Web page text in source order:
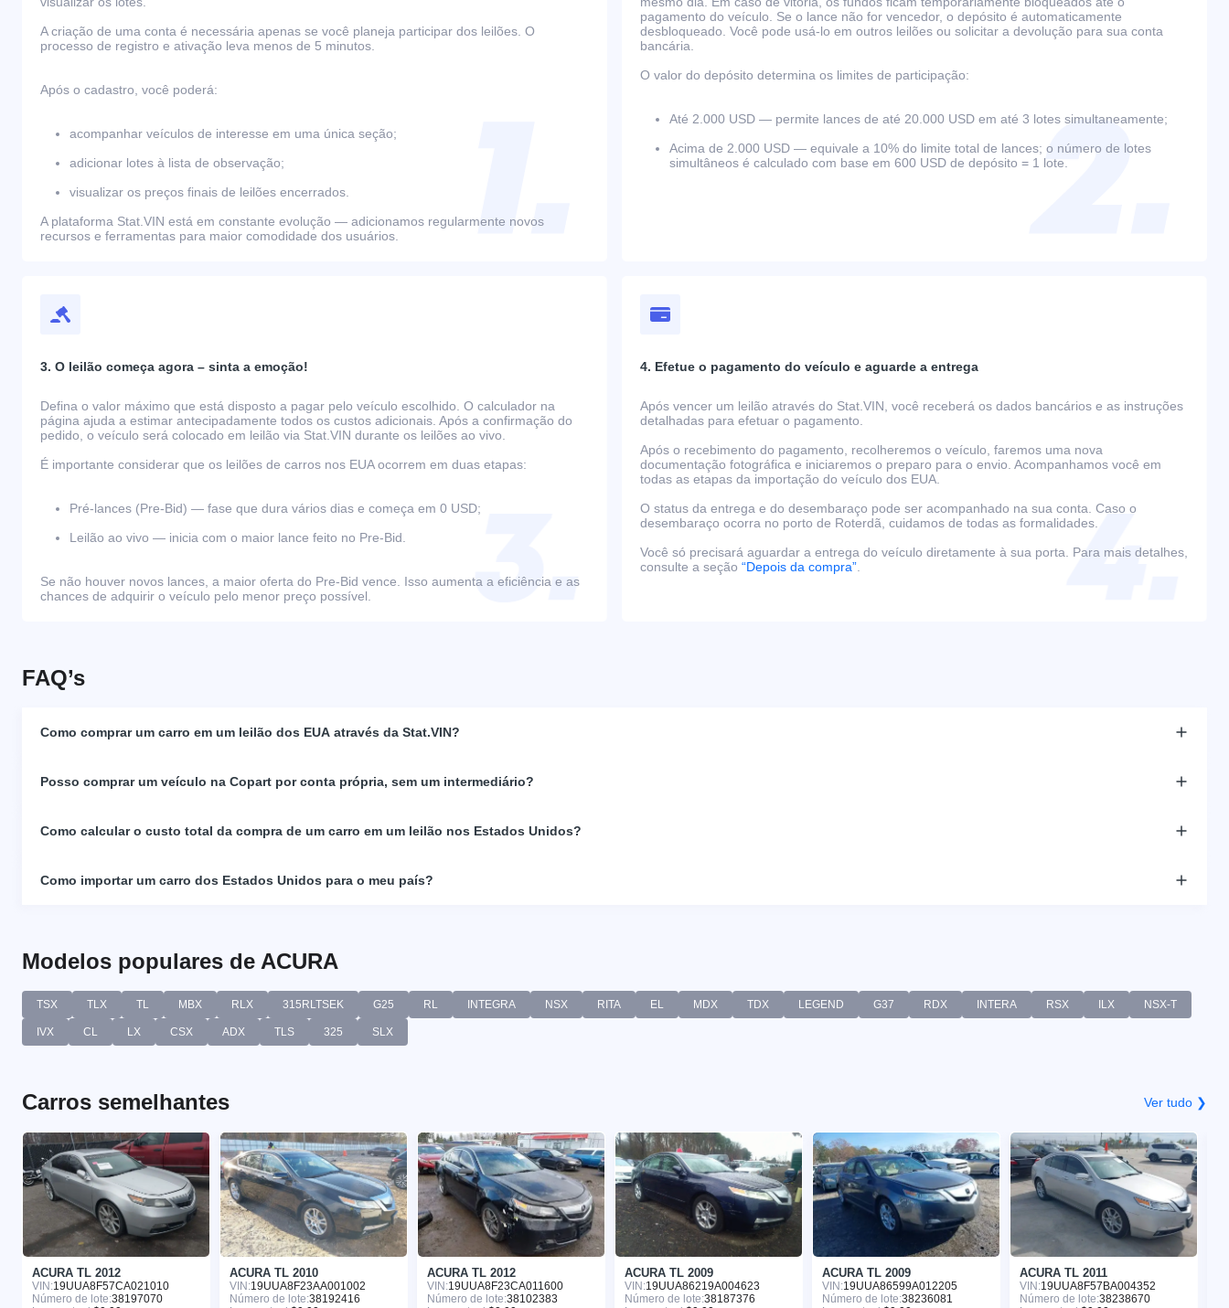
A criação de uma conta é necessária apenas se você planeja participar dos leilões. O
processo de registro e ativação leva menos de 5 minutos.
Após o cadastro, você poderá:
acompanhar veículos de interesse em uma única seção;
adicionar lotes à lista de observação;
visualizar os preços finais de leilões encerrados.
A plataforma Stat.VIN está em constante evolução — adicionamos regularmente novos
recursos e ferramentas para maior comodidade dos usuários.
pagamento do veículo. Se o lance não for vencedor, o depósito é automaticamente
desbloqueado. Você pode usá-lo em outros leilões ou solicitar a devolução para sua conta
bancária.
O valor do depósito determina os limites de participação:
Até 2.000 USD — permite lances de até 20.000 USD em até 3 lotes simultaneamente;
Acima de 2.000 USD — equivale a 10% do limite total de lances; o número de lotes
simultâneos é calculado com base em 600 USD de depósito = 1 lote.
3. O leilão começa agora – sinta a emoção!
Defina o valor máximo que está disposto a pagar pelo veículo escolhido. O calculador na
página ajuda a estimar antecipadamente todos os custos adicionais. Após a confirmação do
pedido, o veículo será colocado em leilão via Stat.VIN durante os leilões ao vivo.
É importante considerar que os leilões de carros nos EUA ocorrem em duas etapas:
Pré-lances (Pre-Bid) — fase que dura vários dias e começa em 0 USD;
Leilão ao vivo — inicia com o maior lance feito no Pre-Bid.
Se não houver novos lances, a maior oferta do Pre-Bid vence. Isso aumenta a eficiência e as
chances de adquirir o veículo pelo menor preço possível.
4. Efetue o pagamento do veículo e aguarde a entrega
Após vencer um leilão através do Stat.VIN, você receberá os dados bancários e as instruções
detalhadas para efetuar o pagamento.
Após o recebimento do pagamento, recolheremos o veículo, faremos uma nova
documentação fotográfica e iniciaremos o preparo para o envio. Acompanhamos você em
todas as etapas da importação do veículo dos EUA.
O status da entrega e do desembaraço pode ser acompanhado na sua conta. Caso o
desembaraço ocorra no porto de Roterdã, cuidamos de todas as formalidades.
Você só precisará aguardar a entrega do veículo diretamente à sua porta. Para mais detalhes,
consulte a seção “Depois da compra”
FAQ’s
Como comprar um carro em um leilão dos EUA através da Stat.VIN?
Posso comprar um veículo na Copart por conta própria, sem um intermediário?
Como calcular o custo total da compra de um carro em um leilão nos Estados Unidos?
Como importar um carro dos Estados Unidos para o meu país?
Modelos populares de ACURA
TSX TLX TL MBX RLX 315RLTSEK G25 RL INTEGRA NSX RITA EL MDX TDX LEGEND G37 RDX INTERA RSX ILX NSX-T
IVX CL LX CSX ADX TLS 325 SLX
Carros semelhantes Ver tudo ❯
ACURA TL 2012
VIN:19UUA8F57CA021010
Número de lote:38197070
ACURA TL 2010
VIN:19UUA8F23AA001002
Número de lote:38192416
ACURA TL 2012
VIN:19UUA8F23CA011600
Número de lote:38102383
ACURA TL 2009
VIN:19UUA86219A004623
Número de lote:38187376
ACURA TL 2009
VIN:19UUA86599A012205
Número de lote:38236081
ACURA TL 2011
VIN:19UUA8F57BA004352
Número de lote:38238670